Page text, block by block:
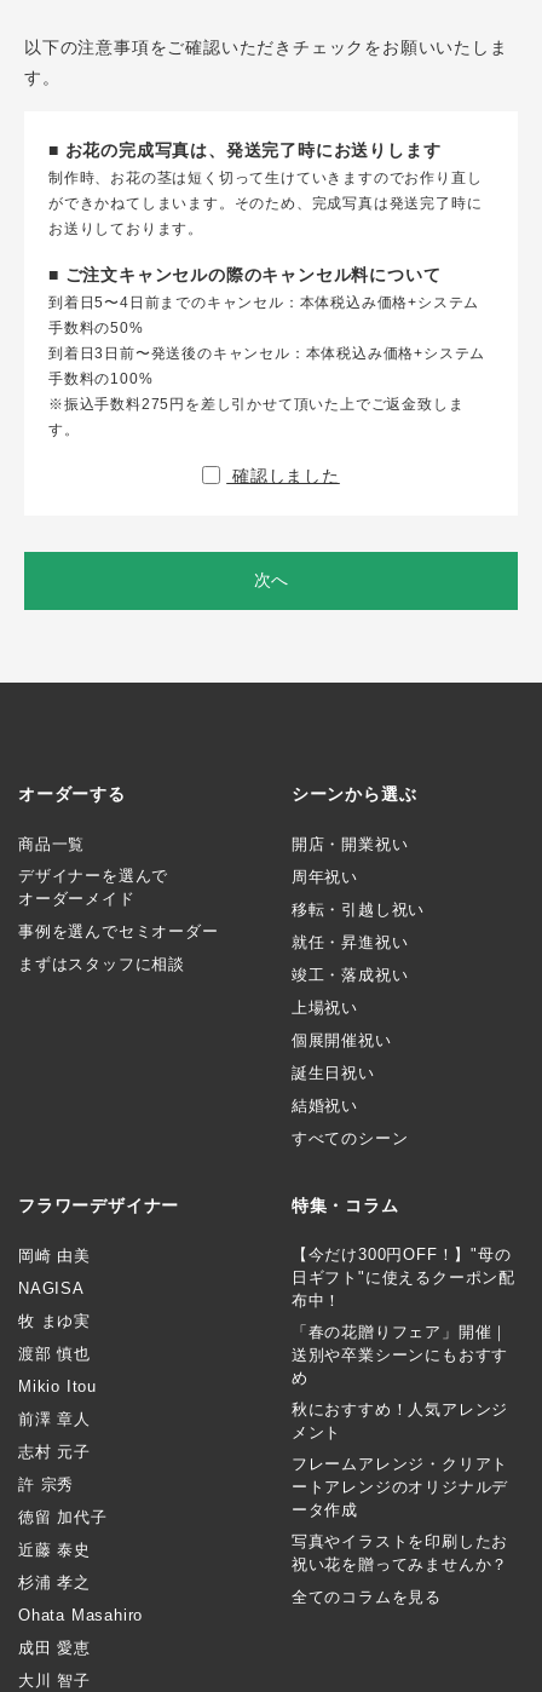
以下の注意事項をご確認いただきチェックをお願いいたしま
す。
■ お花の完成写真は、発送完了時にお送りします
制作時、お花の茎は短く切って生けていきますのでお作り直し
ができかねてしまいます。そのため、完成写真は発送完了時に
お送りしております。
■ ご注文キャンセルの際のキャンセル料について
到着日5〜4日前までのキャンセル：本体税込み価格+システム
手数料の50%
到着日3日前〜発送後のキャンセル：本体税込み価格+システム
手数料の100%
※振込手数料275円を差し引かせて頂いた上でご返金致しま
す。
確認しました
次へ
オーダーする
商品一覧
デザイナーを選んで
オーダーメイド
事例を選んでセミオーダー
まずはスタッフに相談
シーンから選ぶ
開店・開業祝い
周年祝い
移転・引越し祝い
就任・昇進祝い
竣工・落成祝い
上場祝い
個展開催祝い
誕生日祝い
結婚祝い
すべてのシーン
フラワーデザイナー
岡崎 由美
NAGISA
牧 まゆ実
渡部 慎也
Mikio Itou
前澤 章人
志村 元子
許 宗秀
徳留 加代子
近藤 泰史
杉浦 孝之
Ohata Masahiro
成田 愛恵
大川 智子
特集・コラム
【今だけ300円OFF！】"母の
日ギフト"に使えるクーポン配
布中！
「春の花贈りフェア」開催｜
送別や卒業シーンにもおすす
め
秋におすすめ！人気アレンジ
メント
フレームアレンジ・クリアト
ートアレンジのオリジナルデ
ータ作成
写真やイラストを印刷したお
祝い花を贈ってみませんか？
全てのコラムを見る